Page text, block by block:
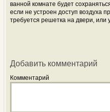
ванной комнате будет
если не устроен доступ воздуха
требуется решетка на двери, или
Добавить комментарий
Комментарий